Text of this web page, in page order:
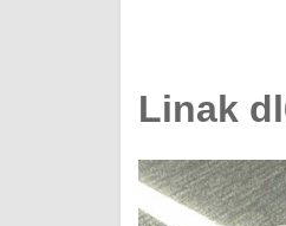
Linak